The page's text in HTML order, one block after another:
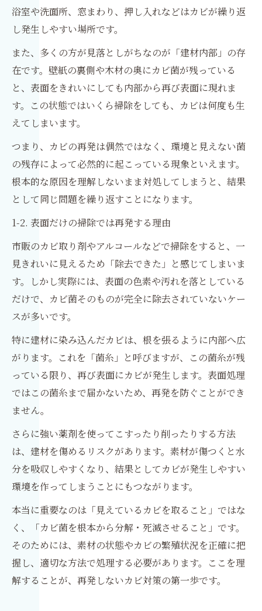
浴室や洗面所、窓まわり、押し入れなどはカビが繰り返
し発生しやすい場所です。
また、多くの方が見落としがちなのが「建材内部」の存
在です。壁紙の裏側や木材の奥にカビ菌が残っている
と、表面をきれいにしても内部から再び表面に現れま
す。この状態ではいくら掃除をしても、カビは何度も生
えてしまいます。
つまり、カビの再発は偶然ではなく、環境と見えない菌
の残存によって必然的に起こっている現象といえます。
根本的な原因を理解しないまま対処してしまうと、結果
として同じ問題を繰り返すことになります。
1-2. 表面だけの掃除では再発する理由
市販のカビ取り剤やアルコールなどで掃除をすると、一
見きれいに見えるため「除去できた」と感じてしまいま
す。しかし実際には、表面の色素や汚れを落としている
だけで、カビ菌そのものが完全に除去されていないケー
スが多いです。
特に建材に染み込んだカビは、根を張るように内部へ広
がります。これを「菌糸」と呼びますが、この菌糸が残
っている限り、再び表面にカビが発生します。表面処理
ではこの菌糸まで届かないため、再発を防ぐことができ
ません。
さらに強い薬剤を使ってこすったり削ったりする方法
は、建材を傷めるリスクがあります。素材が傷つくと水
分を吸収しやすくなり、結果としてカビが発生しやすい
環境を作ってしまうことにもつながります。
本当に重要なのは「見えているカビを取ること」ではな
く、「カビ菌を根本から分解・死滅させること」です。
そのためには、素材の状態やカビの繁殖状況を正確に把
握し、適切な方法で処理する必要があります。ここを理
解することが、再発しないカビ対策の第一歩です。